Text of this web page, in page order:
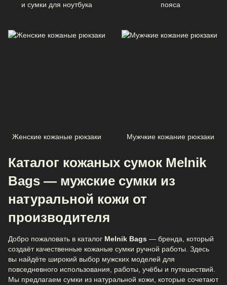
Каталог кожаных сумок Melnik
Bags — мужские сумки из
натуральной кожи от
производителя
Добро пожаловать в каталог Melnik Bags — бренда, который
создаёт качественные кожаные сумки ручной работы. Здесь
вы найдёте широкий выбор мужских моделей для
повседневного использования, работы, учёбы и путешествий.
Мы предлагаем сумки из натуральной кожи, которые сочетают
и сумки для ноутбука
пояса
Женские кожаные рюкзаки Мужчкие кожание рюкзаки